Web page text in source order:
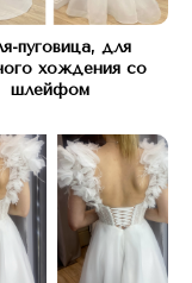
пуговица, для
хождения со
шлейфом